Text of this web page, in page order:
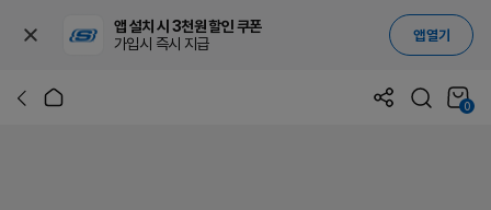
앱 설치 시 3천원 할인 쿠폰
가입시 즉시 지급
앱 열기
0